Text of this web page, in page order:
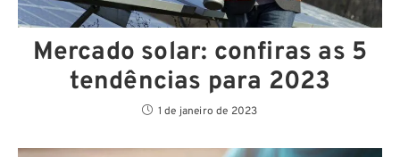
Mercado solar: confiras as 5
tendências para 2023
1 de janeiro de 2023